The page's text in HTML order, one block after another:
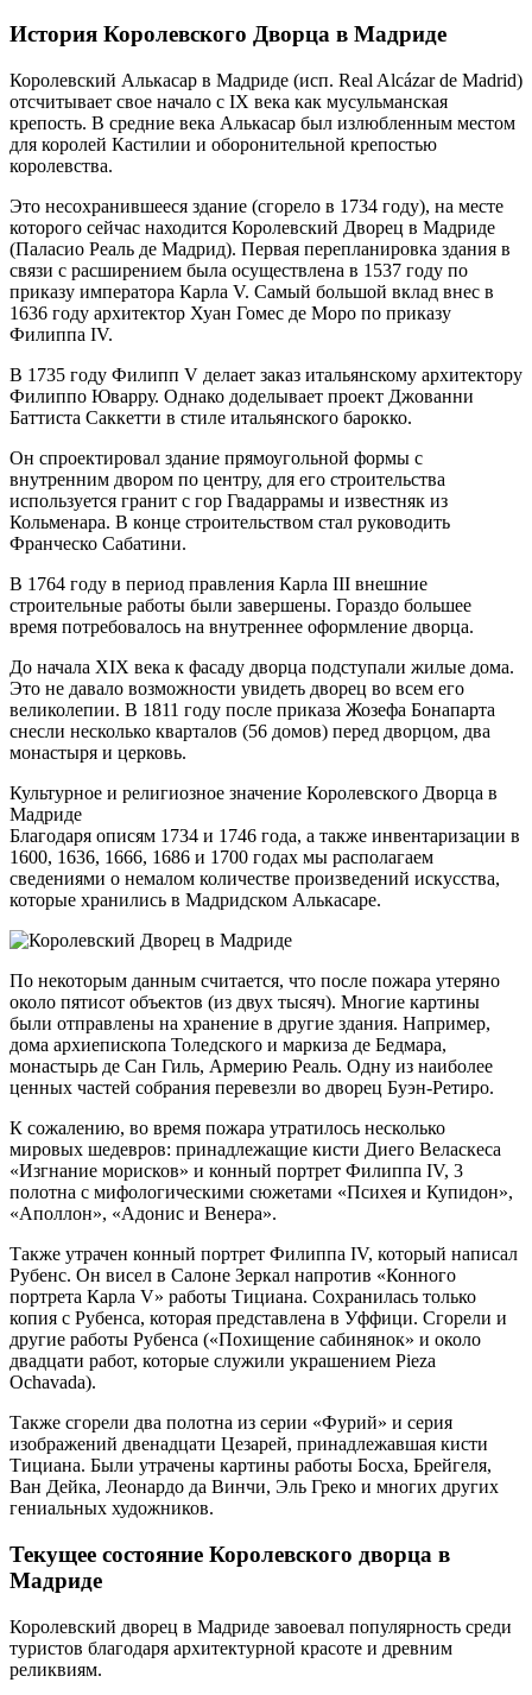
История Королевского Дворца в Мадриде
Королевский Алькасар в Мадриде (исп. Real Alcázar de Madrid)
отсчитывает свое начало с IX века как мусульманская
крепость. В средние века Алькасар был излюбленным местом
для королей Кастилии и оборонительной крепостью
королевства.
Это несохранившееся здание (сгорело в 1734 году), на месте
которого сейчас находится Королевский Дворец в Мадриде
(Паласио Реаль де Мадрид). Первая перепланировка здания в
связи с расширением была осуществлена в 1537 году по
приказу императора Карла V. Самый большой вклад внес в
1636 году архитектор Хуан Гомес де Моро по приказу
Филиппа IV.
В 1735 году Филипп V делает заказ итальянскому архитектору
Филиппо Юварру. Однако доделывает проект Джованни
Баттиста Саккетти в стиле итальянского барокко.
Он спроектировал здание прямоугольной формы с
внутренним двором по центру, для его строительства
используется гранит с гор Гвадаррамы и известняк из
Кольменара. В конце строительством стал руководить
Франческо Сабатини.
В 1764 году в период правления Карла III внешние
строительные работы были завершены. Гораздо большее
время потребовалось на внутреннее оформление дворца.
До начала XIX века к фасаду дворца подступали жилые дома.
Это не давало возможности увидеть дворец во всем его
великолепии. В 1811 году после приказа Жозефа Бонапарта
снесли несколько кварталов (56 домов) перед дворцом, два
монастыря и церковь.
Культурное и религиозное значение Королевского Дворца в
Мадриде
Благодаря описям 1734 и 1746 года, а также инвентаризации в
1600, 1636, 1666, 1686 и 1700 годах мы располагаем
сведениями о немалом количестве произведений искусства,
которые хранились в Мадридском Алькасаре.
По некоторым данным считается, что после пожара утеряно
около пятисот объектов (из двух тысяч). Многие картины
были отправлены на хранение в другие здания. Например,
дома архиепископа Толедского и маркиза де Бедмара,
монастырь де Сан Гиль, Армерию Реаль. Одну из наиболее
ценных частей собрания перевезли во дворец Буэн-Ретиро.
К сожалению, во время пожара утратилось несколько
мировых шедевров: принадлежащие кисти Диего Веласкеса
«Изгнание морисков» и конный портрет Филиппа IV, 3
полотна с мифологическими сюжетами «Психея и Купидон»,
«Аполлон», «Адонис и Венера».
Также утрачен конный портрет Филиппа IV, который написал
Рубенс. Он висел в Салоне Зеркал напротив «Конного
портрета Карла V» работы Тициана. Сохранилась только
копия с Рубенса, которая представлена в Уффици. Сгорели и
другие работы Рубенса («Похищение сабинянок» и около
двадцати работ, которые служили украшением Pieza
Ochavada).
Также сгорели два полотна из серии «Фурий» и серия
изображений двенадцати Цезарей, принадлежавшая кисти
Тициана. Были утрачены картины работы Босха, Брейгеля,
Ван Дейка, Леонардо да Винчи, Эль Греко и многих других
гениальных художников.
Текущее состояние Королевского дворца в
Мадриде
Королевский дворец в Мадриде завоевал популярность среди
туристов благодаря архитектурной красоте и древним
реликвиям.